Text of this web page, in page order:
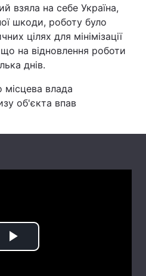
Лайт
Інциденти
Туризм
Регіони
Статті
Вакансії
взяла на себе Україна,
шкоди, роботу було
цілях для мінімізації
на відновлення роботи
днів.
місцева влада
об'єкта впав
Play